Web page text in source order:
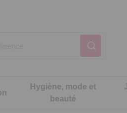
Hygiène, mode et
beauté